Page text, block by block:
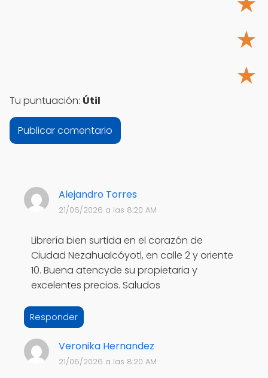
Alejandro Torres
21/06/2026 a las 8:20 AM
Librería bien surtida en el corazón de
Ciudad Nezahualcóyotl, en calle 2 y oriente
10. Buena atencyde su propietaria y
excelentes precios. Saludos
Responder
Veronika Hernandez
21/06/2026 a las 8:20 AM
★
★
Tu puntuación: Útil